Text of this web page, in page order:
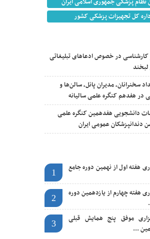
کل تجهیزات پزشکی کشور
کارشناسی در خصوص ادعاهای تبلیغاتی
سخنرانان، مدیران پانل، سالن‌ها و
در هفدهم کنگره علمی سالیانه
دانشجویی هفدهمین کنگره علمی
دندانپزشکان عمومی ایران
1
هفته اول از نهمین دوره جامع
2
هفته چهارم از یازدهمین دوره
3
موفق پنج همایش قبلی
...